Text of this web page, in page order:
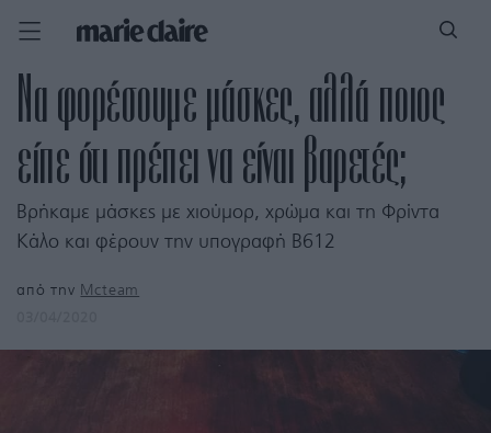
Να φορέσουμε μάσκες, αλλά ποιος
είπε ότι πρέπει να είναι βαρετές;
Βρήκαμε μάσκες με χιούμορ, χρώμα και τη Φρίντα
Κάλο και φέρουν την υπογραφή B612
από την Mcteam